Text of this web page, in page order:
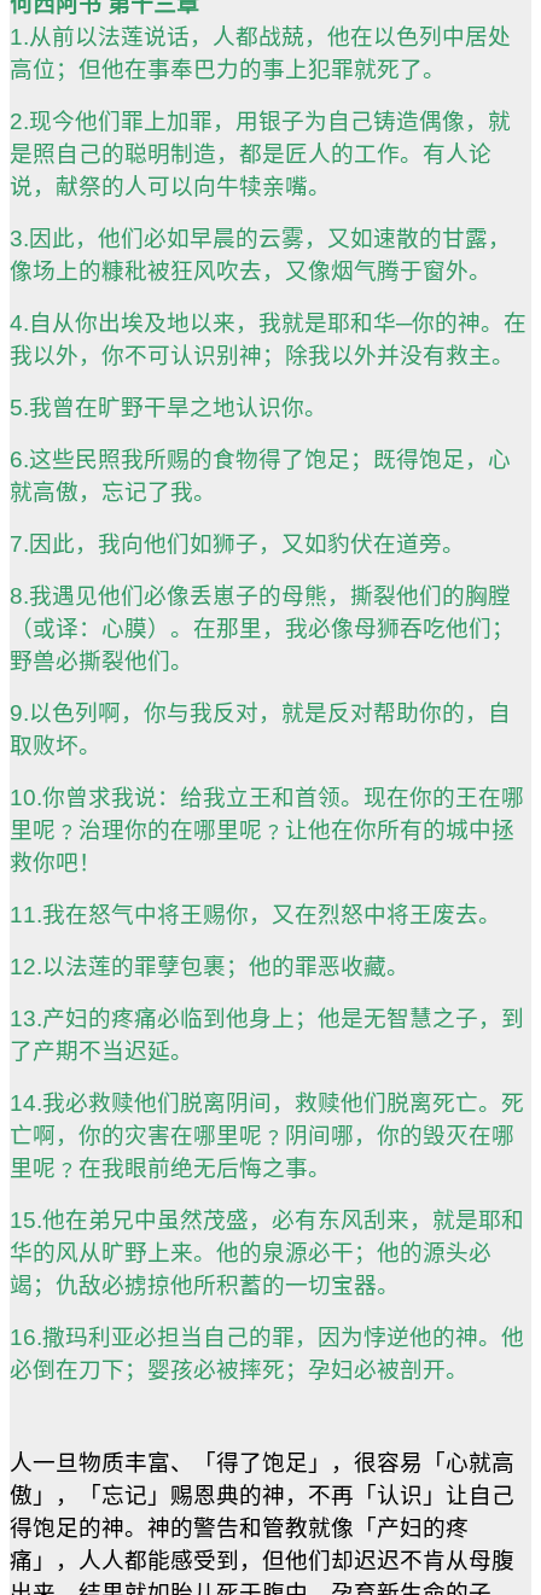
1.从前以法莲说话，人都战兢，他在以色列中居处
高位；但他在事奉巴力的事上犯罪就死了。
2.现今他们罪上加罪，用银子为自己铸造偶像，就
是照自己的聪明制造，都是匠人的工作。有人论
说，献祭的人可以向牛犊亲嘴。
3.因此，他们必如早晨的云雾，又如速散的甘露，
像场上的糠秕被狂风吹去，又像烟气腾于窗外。
4.自从你出埃及地以来，我就是耶和华─你的神。在
我以外，你不可认识别神；除我以外并没有救主。
5.我曾在旷野干旱之地认识你。
6.这些民照我所赐的食物得了饱足；既得饱足，心
就高傲，忘记了我。
7.因此，我向他们如狮子，又如豹伏在道旁。
8.我遇见他们必像丢崽子的母熊，撕裂他们的胸膛
（或译：心膜）。在那里，我必像母狮吞吃他们；
野兽必撕裂他们。
9.以色列啊，你与我反对，就是反对帮助你的，自
取败坏。
10.你曾求我说：给我立王和首领。现在你的王在哪
里呢﹖治理你的在哪里呢﹖让他在你所有的城中拯
救你吧！
11.我在怒气中将王赐你，又在烈怒中将王废去。
12.以法莲的罪孽包裹；他的罪恶收藏。
13.产妇的疼痛必临到他身上；他是无智慧之子，到
了产期不当迟延。
14.我必救赎他们脱离阴间，救赎他们脱离死亡。死
亡啊，你的灾害在哪里呢﹖阴间哪，你的毁灭在哪
里呢﹖在我眼前绝无后悔之事。
15.他在弟兄中虽然茂盛，必有东风刮来，就是耶和
华的风从旷野上来。他的泉源必干；他的源头必
竭；仇敌必掳掠他所积蓄的一切宝器。
16.撒玛利亚必担当自己的罪，因为悖逆他的神。他
必倒在刀下；婴孩必被摔死；孕妇必被剖开。
人一旦物质丰富、「得了饱足」，很容易「心就高
傲」，「忘记」赐恩典的神，不再「认识」让自己
得饱足的神。神的警告和管教就像「产妇的疼
痛」，人人都能感受到，但他们却迟迟不肯从母腹